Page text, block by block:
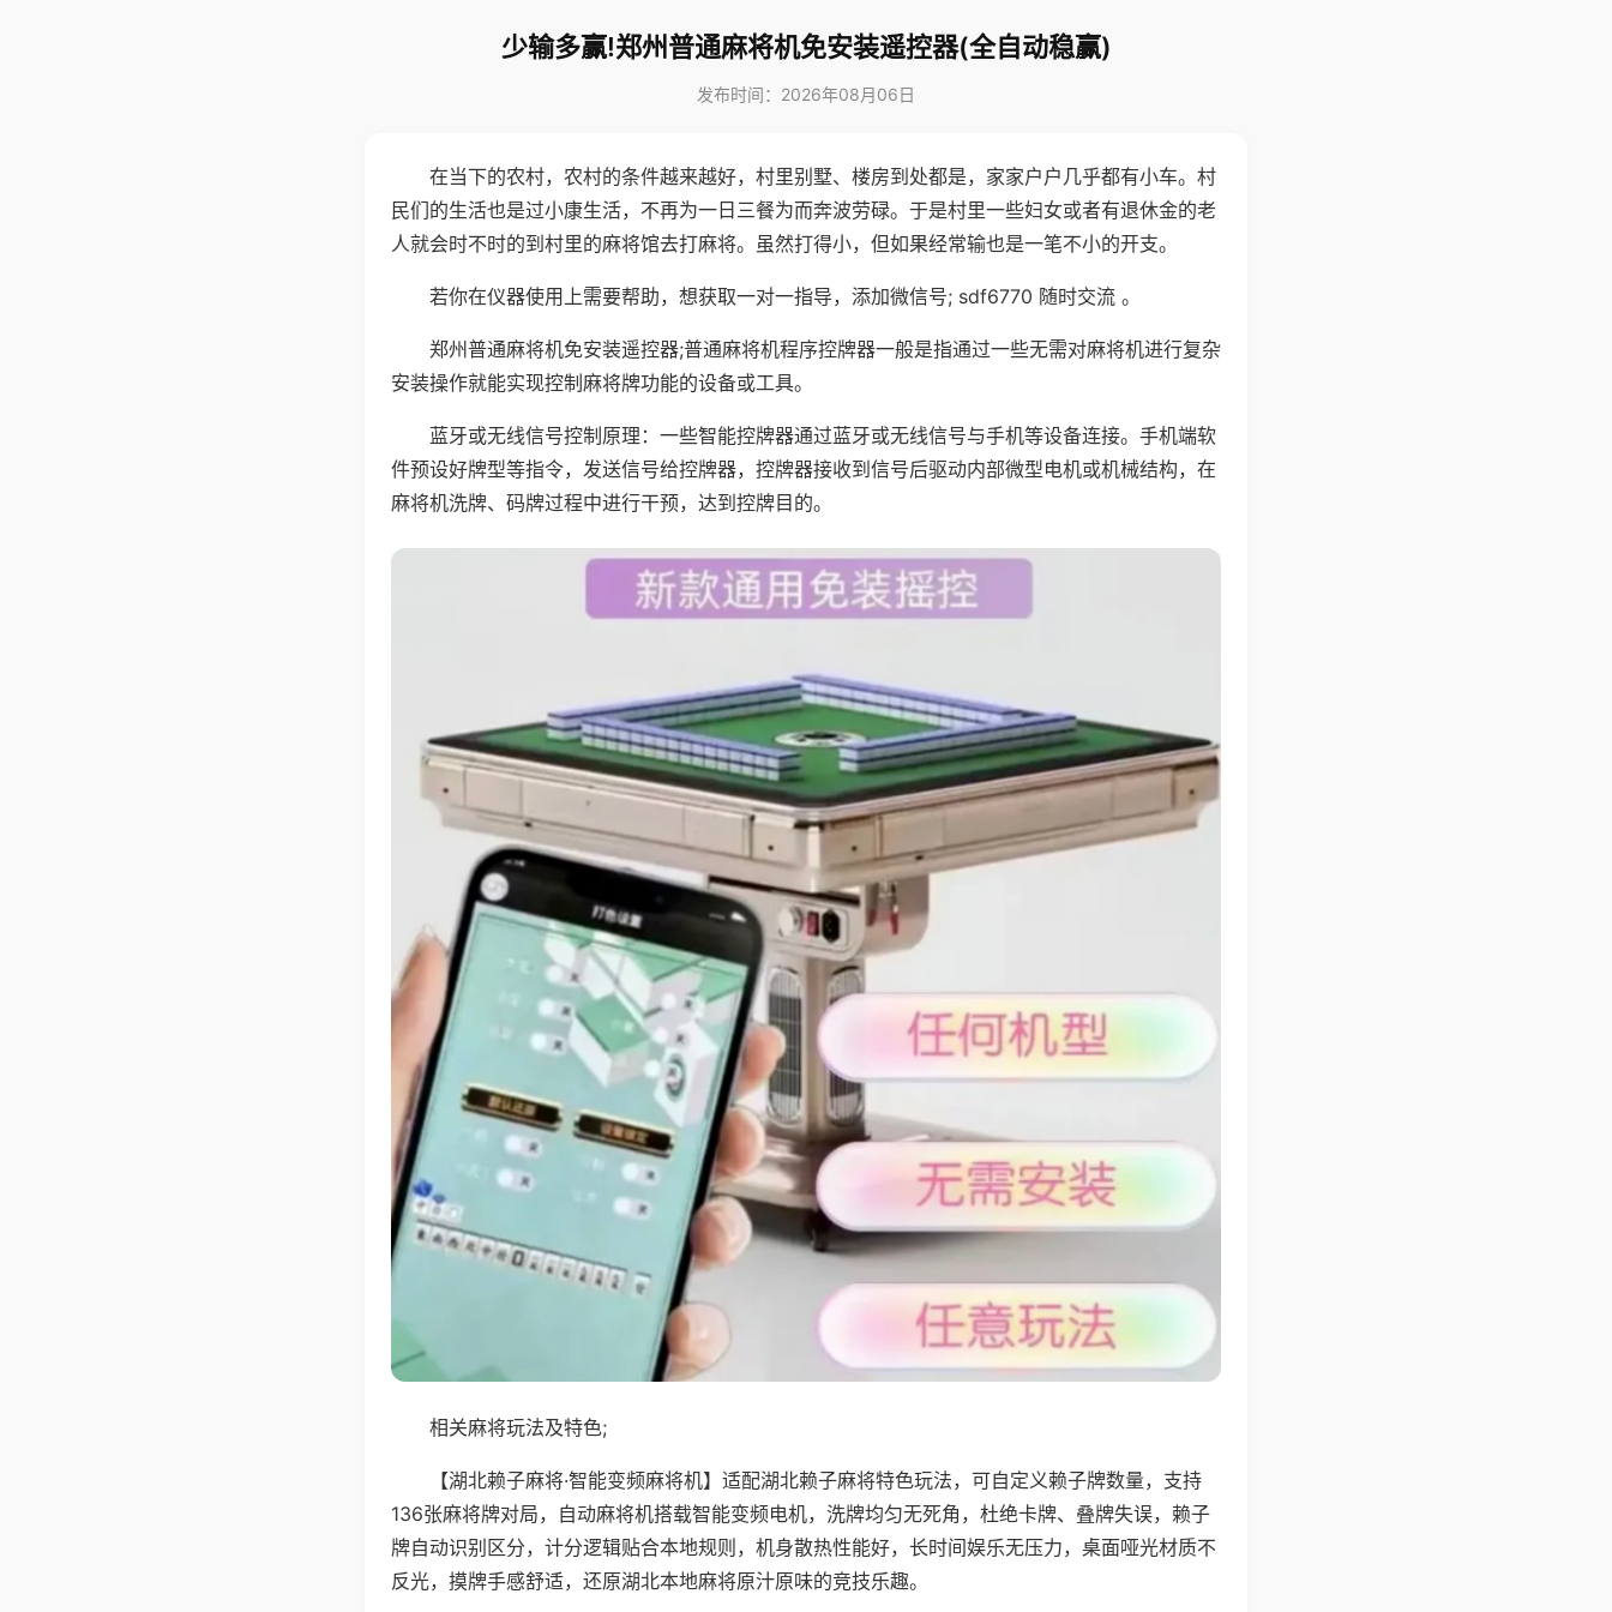
少输多赢!郑州普通麻将机免安装遥控器(全自动稳赢)
发布时间：2026年08月06日
在当下的农村，农村的条件越来越好，村里别墅、楼房到处都是，家家户户几乎都有小车。村
民们的生活也是过小康生活，不再为一日三餐为而奔波劳碌。于是村里一些妇女或者有退休金的老
人就会时不时的到村里的麻将馆去打麻将。虽然打得小，但如果经常输也是一笔不小的开支。
若你在仪器使用上需要帮助，想获取一对一指导，添加微信号; sdf6770 随时交流 。
郑州普通麻将机免安装遥控器;普通麻将机程序控牌器一般是指通过一些无需对麻将机进行复杂
安装操作就能实现控制麻将牌功能的设备或工具。
蓝牙或无线信号控制原理：一些智能控牌器通过蓝牙或无线信号与手机等设备连接。手机端软
件预设好牌型等指令，发送信号给控牌器，控牌器接收到信号后驱动内部微型电机或机械结构，在
麻将机洗牌、码牌过程中进行干预，达到控牌目的。
相关麻将玩法及特色;
【湖北赖子麻将·智能变频麻将机】适配湖北赖子麻将特色玩法，可自定义赖子牌数量，支持
136张麻将牌对局，自动麻将机搭载智能变频电机，洗牌均匀无死角，杜绝卡牌、叠牌失误，赖子
牌自动识别区分，计分逻辑贴合本地规则，机身散热性能好，长时间娱乐无压力，桌面哑光材质不
反光，摸牌手感舒适，还原湖北本地麻将原汁原味的竞技乐趣。